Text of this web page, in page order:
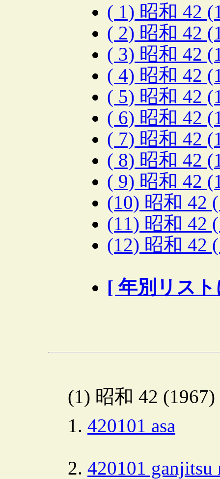
( 1) 昭和 42
( 2) 昭和 42
( 3) 昭和 42
( 4) 昭和 42
( 5) 昭和 42
( 6) 昭和 42
( 7) 昭和 42
( 8) 昭和 42
( 9) 昭和 42
(10) 昭和 42
(11) 昭和 42
(12) 昭和 42
[ 年別リス
(1) 昭和 42
420101 asa
420101 ganjitsu